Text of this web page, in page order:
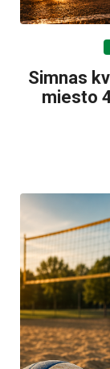
Simnas
miesto